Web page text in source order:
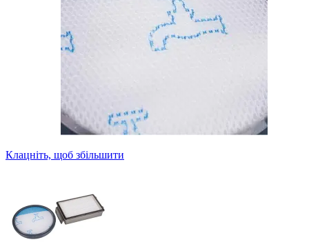
Клацніть, щоб збільшити